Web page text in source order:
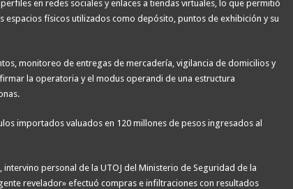
en redes sociales y enlaces a tiendas virtuales, lo que permitió
espacios físicos utilizados como depósito, puntos de exhibición y su
monitoreo de entregas de mercadería, vigilancia de domicilios y
la operatoria y el modus operandi de una estructura
importados valuados en 120 millones de pesos ingresados al
intervino personal de la UTOJ del Ministerio de Seguridad de la
revelador» efectuó compras e infiltraciones con resultados